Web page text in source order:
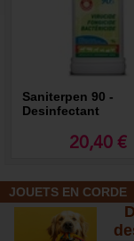
Saniterpen 90 -
Desinfectant
20,40 €
JOUETS EN CORDE